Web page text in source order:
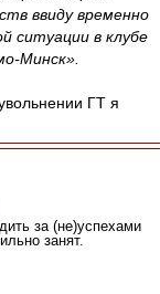
ввиду временно
ситуации в клубе
Минск».
ГТ я
за (не)успехами
занят.